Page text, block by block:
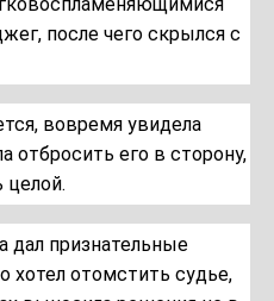
после чего скрылся с
вовремя увидела
отбросить его в сторону,
целой.
дал признательные
хотел отомстить судье,